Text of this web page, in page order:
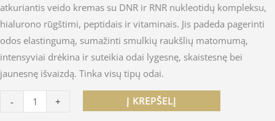
atkuriantis veido kremas su DNR ir RNR nukleotidų kompleksu,
hialurono rūgštimi, peptidais ir vitaminais. Jis padeda pagerinti
odos elastingumą, sumažinti smulkių raukšlių matomumą,
intensyviai drėkina ir suteikia odai lygesnę, skaistesnę bei
jaunesnę išvaizdą. Tinka visų tipų odai.
- + Į KREPŠELĮ